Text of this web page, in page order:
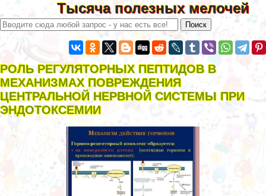
Тысяча полезных мелочей
РОЛЬ РЕГУЛЯТОРНЫХ ПЕПТИДОВ В
МЕХАНИЗМАХ ПОВРЕЖДЕНИЯ
ЦЕНТРАЛЬНОЙ НЕРВНОЙ СИСТЕМЫ ПРИ
ЭНДОТОКСЕМИИ